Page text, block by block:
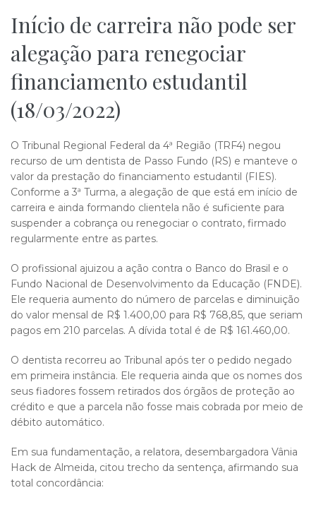
Início de carreira não pode ser
alegação para renegociar
financiamento estudantil
(18/03/2022)
O Tribunal Regional Federal da 4ª Região (TRF4) negou
recurso de um dentista de Passo Fundo (RS) e manteve o
valor da prestação do financiamento estudantil (FIES).
Conforme a 3ª Turma, a alegação de que está em início de
carreira e ainda formando clientela não é suficiente para
suspender a cobrança ou renegociar o contrato, firmado
regularmente entre as partes.
O profissional ajuizou a ação contra o Banco do Brasil e o
Fundo Nacional de Desenvolvimento da Educação (FNDE).
Ele requeria aumento do número de parcelas e diminuição
do valor mensal de R$ 1.400,00 para R$ 768,85, que seriam
pagos em 210 parcelas. A dívida total é de R$ 161.460,00.
O dentista recorreu ao Tribunal após ter o pedido negado
em primeira instância. Ele requeria ainda que os nomes dos
seus fiadores fossem retirados dos órgãos de proteção ao
crédito e que a parcela não fosse mais cobrada por meio de
débito automático.
Em sua fundamentação, a relatora, desembargadora Vânia
Hack de Almeida, citou trecho da sentença, afirmando sua
total concordância: